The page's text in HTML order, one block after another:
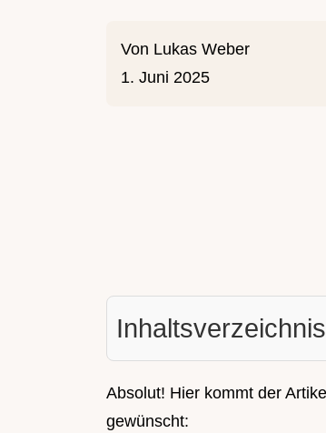
Von Lukas Weber
1. Juni 2025
Inhaltsverzeichnis
Absolut! Hier kommt der
gewünscht: